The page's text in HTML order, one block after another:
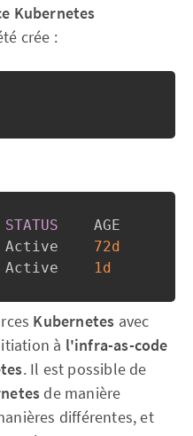
Kubernetes
crée :
STATUS
    AGE
Active 72d
Active 1d
Kubernetes avec
à l'infra-as-code
. Il est possible de
de manière
différentes, et